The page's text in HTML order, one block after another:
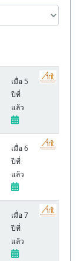
เมื่อ 5
ปีที่
แล้ว
เมื่อ 6
ปีที่
แล้ว
เมื่อ 7
ปีที่
แล้ว